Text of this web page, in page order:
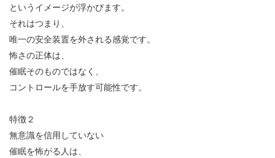
というイメージが浮かびます。
それはつまり、
唯一の安全装置を外される感覚です。
怖さの正体は、
催眠そのものではなく、
コントロールを手放す可能性です。
特徴２
無意識を信用していない
催眠を怖がる人は、